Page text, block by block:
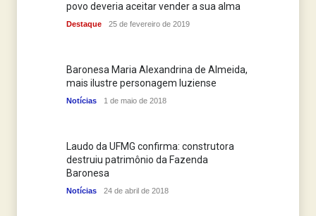
povo deveria aceitar vender a sua alma
Destaque 25 de fevereiro de 2019
Baronesa Maria Alexandrina de Almeida,
mais ilustre personagem luziense
Notícias 1 de maio de 2018
Laudo da UFMG confirma: construtora
destruiu patrimônio da Fazenda
Baronesa
Notícias 24 de abril de 2018